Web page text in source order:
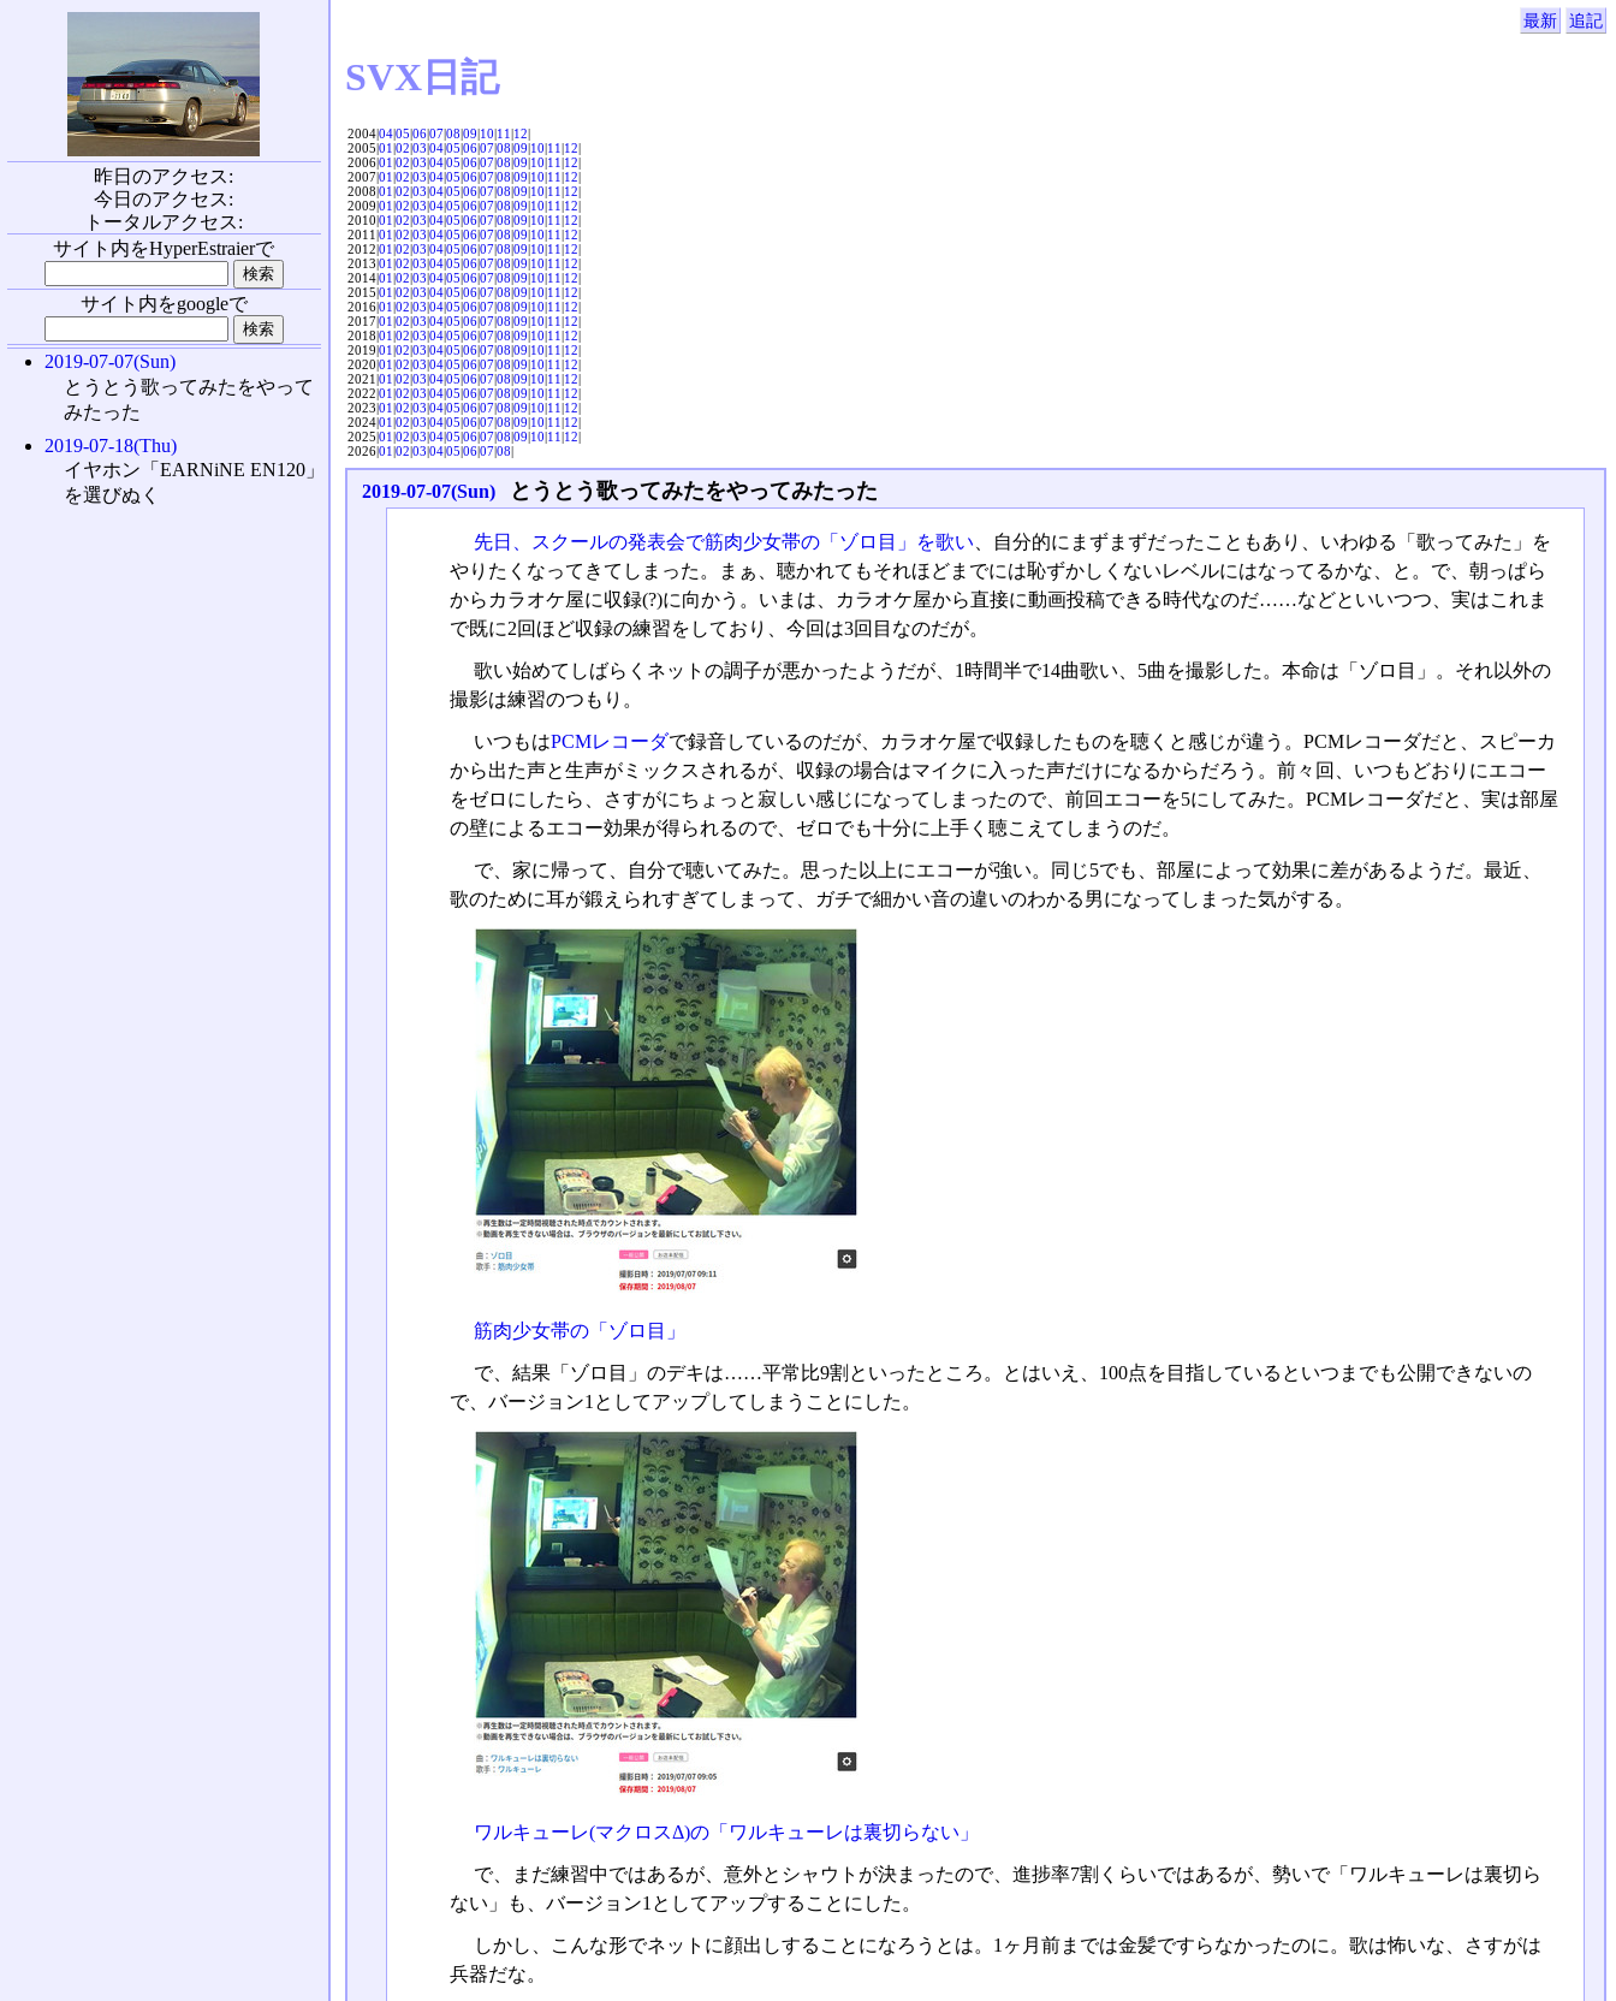
最新 追記
SVX日記
2004|04|05|06|07|08|09|10|11|12|
2005|01|02|03|04|05|06|07|08|09|10|11|12|
2006|01|02|03|04|05|06|07|08|09|10|11|12|
2007|01|02|03|04|05|06|07|08|09|10|11|12|
2008|01|02|03|04|05|06|07|08|09|10|11|12|
2009|01|02|03|04|05|06|07|08|09|10|11|12|
2010|01|02|03|04|05|06|07|08|09|10|11|12|
2011|01|02|03|04|05|06|07|08|09|10|11|12|
2012|01|02|03|04|05|06|07|08|09|10|11|12|
2013|01|02|03|04|05|06|07|08|09|10|11|12|
2014|01|02|03|04|05|06|07|08|09|10|11|12|
2015|01|02|03|04|05|06|07|08|09|10|11|12|
2016|01|02|03|04|05|06|07|08|09|10|11|12|
2017|01|02|03|04|05|06|07|08|09|10|11|12|
2018|01|02|03|04|05|06|07|08|09|10|11|12|
2019|01|02|03|04|05|06|07|08|09|10|11|12|
2020|01|02|03|04|05|06|07|08|09|10|11|12|
2021|01|02|03|04|05|06|07|08|09|10|11|12|
2022|01|02|03|04|05|06|07|08|09|10|11|12|
2023|01|02|03|04|05|06|07|08|09|10|11|12|
2024|01|02|03|04|05|06|07|08|09|10|11|12|
2025|01|02|03|04|05|06|07|08|09|10|11|12|
2026|01|02|03|04|05|06|07|08|
2019-07-07(Sun) とうとう歌ってみたをやってみたった
先日、スクールの発表会で筋肉少女帯の「ゾロ目」を歌い 、自分的にまずまずだったこともあり、いわゆる「歌ってみた」を
やりたくなってきてしまった。まぁ、聴かれてもそれほどまでには恥ずかしくないレベルにはなってるかな、と。で、朝っぱら
からカラオケ屋に収録(?)に向かう。いまは、カラオケ屋から直接に動画投稿できる時代なのだ……などといいつつ、実はこれま
で既に2回ほど収録の練習をしており、今回は3回目なのだが。
歌い始めてしばらくネットの調子が悪かったようだが、1時間半で14曲歌い、5曲を撮影した。本命は「ゾロ目」。それ以外の
撮影は練習のつもり。
いつもはPCMレコーダで録音しているのだが、カラオケ屋で収録したものを聴くと感じが違う。PCMレコーダだと、スピーカ
から出た声と生声がミックスされるが、収録の場合はマイクに入った声だけになるからだろう。前々回、いつもどおりにエコー
をゼロにしたら、さすがにちょっと寂しい感じになってしまったので、前回エコーを5にしてみた。PCMレコーダだと、実は部屋
の壁によるエコー効果が得られるので、ゼロでも十分に上手く聴こえてしまうのだ。
で、家に帰って、自分で聴いてみた。思った以上にエコーが強い。同じ5でも、部屋によって効果に差があるようだ。最近、
歌のために耳が鍛えられすぎてしまって、ガチで細かい音の違いのわかる男になってしまった気がする。
筋肉少女帯の「ゾロ目」
で、結果「ゾロ目」のデキは……平常比9割といったところ。とはいえ、100点を目指しているといつまでも公開できないの
で、バージョン1としてアップしてしまうことにした。
ワルキューレ(マクロスΔ)の「ワルキューレは裏切らない」
で、まだ練習中ではあるが、意外とシャウトが決まったので、進捗率7割くらいではあるが、勢いで「ワルキューレは裏切ら
ない」も、バージョン1としてアップすることにした。
しかし、こんな形でネットに顔出しすることになろうとは。1ヶ月前までは金髪ですらなかったのに。歌は怖いな、さすがは
兵器だな。
昨日のアクセス:
今日のアクセス:
トータルアクセス:
サイト内をHyperEstraierで
サイト内をgoogleで
2019-07-07(Sun)
とうとう歌ってみたをやって
みたった
2019-07-18(Thu)
イヤホン「EARNiNE EN120」
を選びぬく